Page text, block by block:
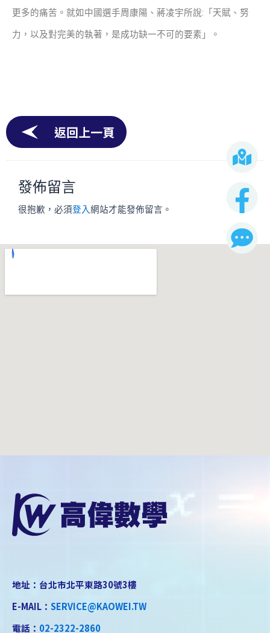
更多的痛苦。就如中國選手周康陽、蔣凌宇所說:「天賦、努
力，以及對完美的執著，是成功缺一不可的要素」。
返回上一頁
發佈留言
很抱歉，必須登入網站才能發佈留言。
地址：台北市北平東路30號3樓
E-MAIL： SERVICE@KAOWEI.TW
電話： 02-2322-2860